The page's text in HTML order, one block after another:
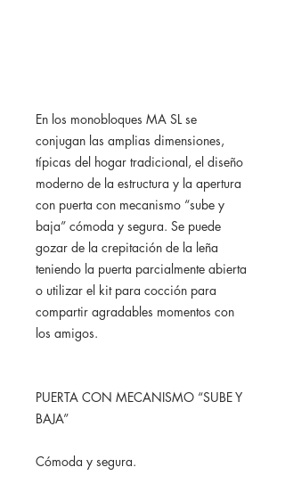
En los monobloques MA SL se
conjugan las amplias dimensiones,
típicas del hogar tradicional, el diseño
moderno de la estructura y la apertura
con puerta con mecanismo “sube y
baja” cómoda y segura. Se puede
gozar de la crepitación de la leña
teniendo la puerta parcialmente abierta
o utilizar el kit para cocción para
compartir agradables momentos con
los amigos.
PUERTA CON MECANISMO “SUBE Y
BAJA”
Cómoda y segura.